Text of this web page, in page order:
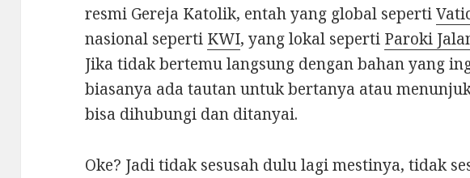
resmi Gereja Katolik, entah yang global seperti
nasional seperti KWI, yang lokal seperti Paroki
Jika tidak bertemu langsung dengan bahan yang
biasanya ada tautan untuk bertanya atau
bisa dihubungi dan ditanyai.
Oke? Jadi tidak sesusah dulu lagi mestinya, tidak